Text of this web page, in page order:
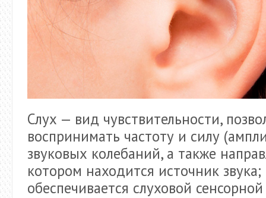
Слух — вид чувствительности,
воспринимать частоту и силу
звуковых колебаний, а также
котором находится источник звука;
обеспечивается слуховой